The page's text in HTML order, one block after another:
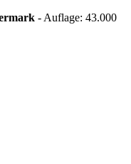
- Auflage: 43.000